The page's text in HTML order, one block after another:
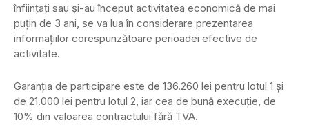
înființați sau și-au început activitatea economică de mai
puțin de 3 ani, se va lua în considerare prezentarea
informațiilor corespunzătoare perioadei efective de
activitate.
Garanția de participare este de 136.260 lei pentru lotul 1 și
de 21.000 lei pentru lotul 2, iar cea de bună execuție, de
10% din valoarea contractului fără TVA.